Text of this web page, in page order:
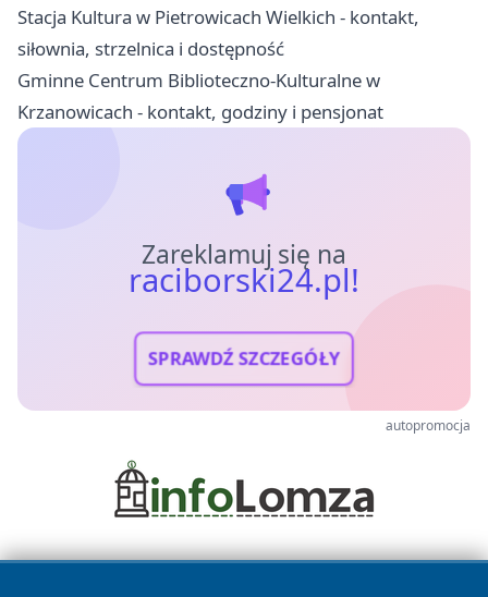
Stacja Kultura w Pietrowicach Wielkich - kontakt,
siłownia, strzelnica i dostępność
Gminne Centrum Biblioteczno-Kulturalne w
Krzanowicach - kontakt, godziny i pensjonat
Zareklamuj się na
raciborski24.pl!
SPRAWDŹ SZCZEGÓŁY
autopromocja